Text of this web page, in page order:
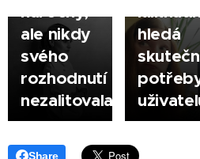
náročný,
ale nikdy
svého
rozhodnutí
nezalitovala
hledá
Share